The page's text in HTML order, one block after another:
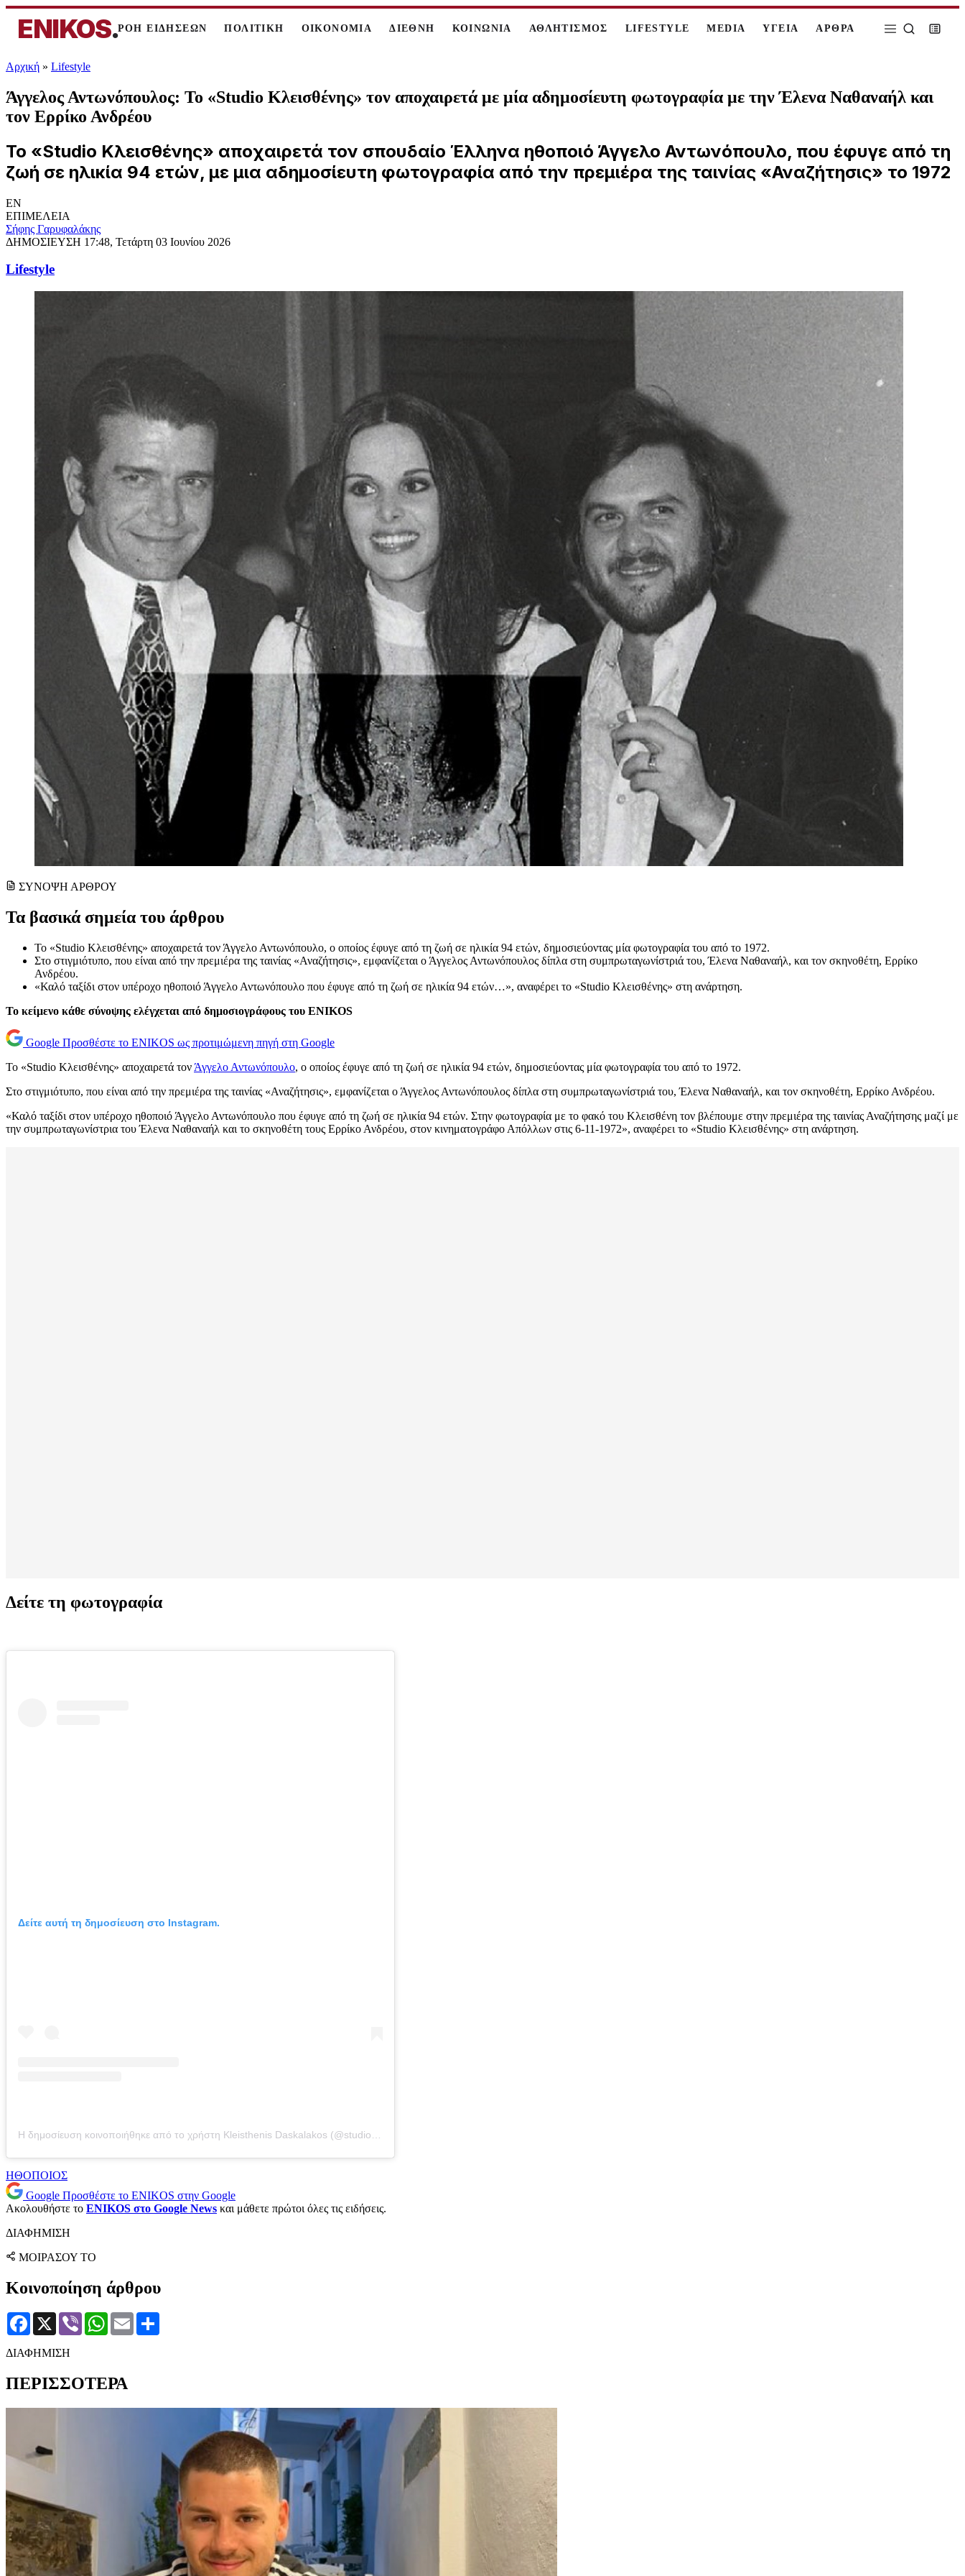
ENIKOS.ΡΟΗ ΕΙΔΗΣΕΩΝ ΠΟΛΙΤΙΚΗ ΟΙΚΟΝΟΜΙΑ ΔΙΕΘΝΗ ΚΟΙΝΩΝΙΑ ΑΘΛΗΤΙΣΜΟΣ LIFESTYLE MEDIA ΥΓΕΙΑ ΑΡΘΡΑ
Αρχική » Lifestyle
Άγγελος Αντωνόπουλος: Το «Studio Κλεισθένης» τον αποχαιρετά με μία αδημοσίευτη φωτογραφία με την Έλενα Ναθαναήλ και
τον Ερρίκο Ανδρέου
Το «Studio Κλεισθένης» αποχαιρετά τον σπουδαίο Έλληνα ηθοποιό Άγγελο Αντωνόπουλο, που έφυγε από τη
ζωή σε ηλικία 94 ετών, με μια αδημοσίευτη φωτογραφία από την πρεμιέρα της ταινίας «Αναζήτησις» το 1972
EN
ΕΠΙΜΕΛΕΙΑ
Σήφης Γαρυφαλάκης
ΔΗΜΟΣΙΕΥΣΗ 17:48, Τετάρτη 03 Ιουνίου 2026
Lifestyle
ΣΥΝΟΨΗ ΑΡΘΡΟΥ
Τα βασικά σημεία του άρθρου
Το «Studio Κλεισθένης» αποχαιρετά τον Άγγελο Αντωνόπουλο, ο οποίος έφυγε από τη ζωή σε ηλικία 94 ετών, δημοσιεύοντας μία φωτογραφία του από το 1972.
Στο στιγμιότυπο, που είναι από την πρεμιέρα της ταινίας «Αναζήτησις», εμφανίζεται ο Άγγελος Αντωνόπουλος δίπλα στη συμπρωταγωνίστριά του, Έλενα Ναθαναήλ, και τον σκηνοθέτη, Ερρίκο
Ανδρέου.
«Καλό ταξίδι στον υπέροχο ηθοποιό Άγγελο Αντωνόπουλο που έφυγε από τη ζωή σε ηλικία 94 ετών…», αναφέρει το «Studio Κλεισθένης» στη ανάρτηση.
Το κείμενο κάθε σύνοψης ελέγχεται από δημοσιογράφους του ENIKOS
Google Προσθέστε το ENIKOS ως προτιμώμενη πηγή στη Google
Το «Studio Κλεισθένης» αποχαιρετά τον Άγγελο Αντωνόπουλο, ο οποίος έφυγε από τη ζωή σε ηλικία 94 ετών, δημοσιεύοντας μία φωτογραφία του από το 1972.
Στο στιγμιότυπο, που είναι από την πρεμιέρα της ταινίας «Αναζήτησις», εμφανίζεται ο Άγγελος Αντωνόπουλος δίπλα στη συμπρωταγωνίστριά του, Έλενα Ναθαναήλ, και τον σκηνοθέτη, Ερρίκο Ανδρέου.
«Καλό ταξίδι στον υπέροχο ηθοποιό Άγγελο Αντωνόπουλο που έφυγε από τη ζωή σε ηλικία 94 ετών. Στην φωτογραφία με το φακό του Κλεισθένη τον βλέπουμε στην πρεμιέρα της ταινίας Αναζήτησης μαζί με
την συμπρωταγωνίστρια του Έλενα Ναθαναήλ και το σκηνοθέτη τους Ερρίκο Ανδρέου, στον κινηματογράφο Απόλλων στις 6-11-1972», αναφέρει το «Studio Κλεισθένης» στη ανάρτηση.
Δείτε τη φωτογραφία
Δείτε αυτή τη δημοσίευση στο Instagram.
Η δημοσίευση κοινοποιήθηκε από το χρήστη Kleisthenis Daskalakos (@studio_kleisthenis)
ΗΘΟΠΟΙΟΣ
Google Προσθέστε το ENIKOS στην Google
Ακολουθήστε το ENIKOS στο Google News και μάθετε πρώτοι όλες τις ειδήσεις.
ΔΙΑΦΗΜΙΣΗ
ΜΟΙΡΑΣΟΥ ΤΟ
Κοινοποίηση άρθρου
Facebook
X Viber WhatsApp
Email
ΔΙΑΦΗΜΙΣΗ
ΠΕΡΙΣΣΟΤΕΡΑ